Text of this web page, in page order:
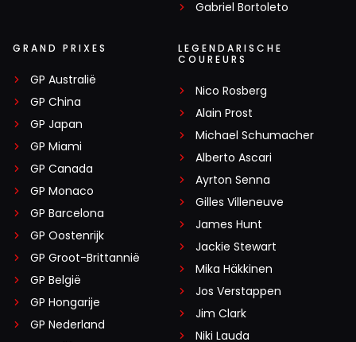
Gabriel Bortoleto
GRAND PRIXES
GP Australië
GP China
GP Japan
GP Miami
GP Canada
GP Monaco
GP Barcelona
GP Oostenrijk
GP Groot-Brittannië
GP België
GP Hongarije
GP Nederland
LEGENDARISCHE
COUREURS
Nico Rosberg
Alain Prost
Michael Schumacher
Alberto Ascari
Ayrton Senna
Gilles Villeneuve
James Hunt
Jackie Stewart
Mika Häkkinen
Jos Verstappen
Jim Clark
Niki Lauda